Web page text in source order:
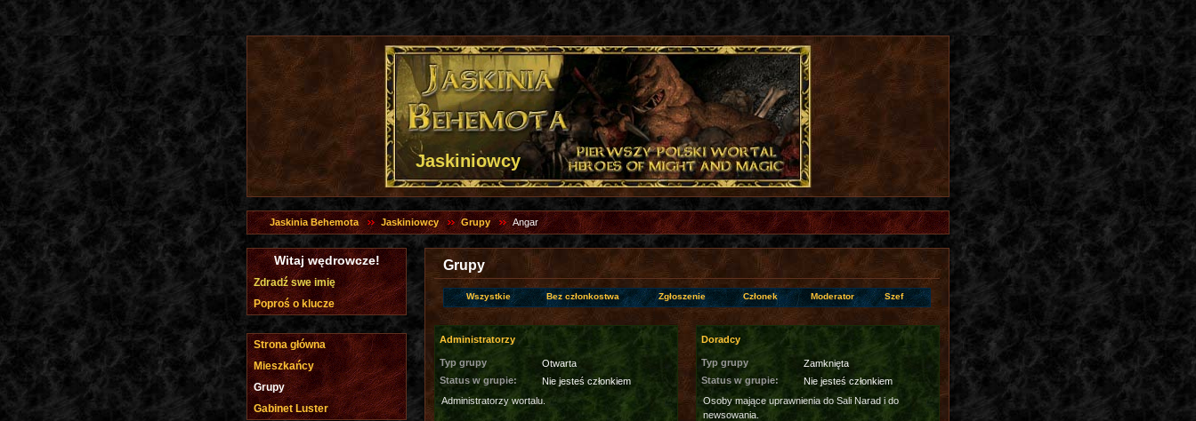
Jaskiniowcy
Jaskinia Behemota Jaskiniowcy Grupy Angar
Grupy
Wszystkie Bez członkostwa Zgłoszenie Członek Moderator Szef
Administratorzy
Typ grupy
Otwarta
Status w grupie:
Nie jesteś członkiem
Administratorzy wortalu.
Doradcy
Typ grupy
Zamknięta
Status w grupie:
Nie jesteś członkiem
Osoby mające uprawnienia do Sali Narad i do
newsowania.
Witaj wędrowcze!
Zdradź swe imię
Poproś o klucze
Strona główna
Mieszkańcy
Grupy
Gabinet Luster